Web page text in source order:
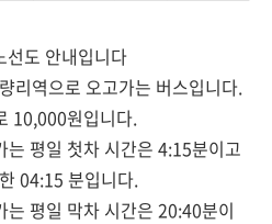
선도 안내입니다
리역으로 오고가는 버스입니다.
10,000원입니다.
는 평일 첫차 시간은 4:15분이고
04:15 분입니다.
는 평일 막차 시간은 20:40분이